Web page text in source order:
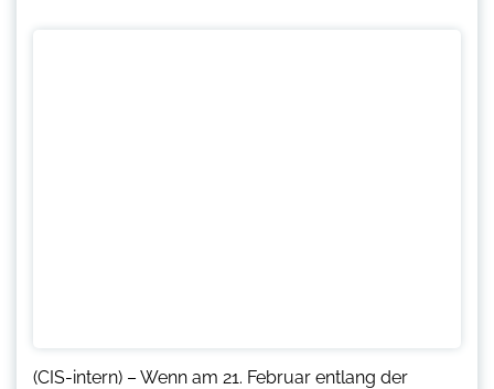
(CIS-intern) – Wenn am 21. Februar entlang der